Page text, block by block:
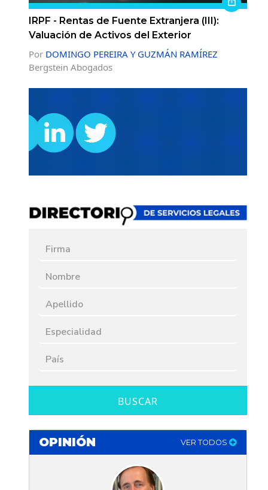
IRPF - Rentas de Fuente Extranjera (III):
Valuación de Activos del Exterior
Por DOMINGO PEREIRA Y GUZMÁN RAMÍREZ
Bergstein Abogados
BUSCAR
OPINIÓN VER TODOS